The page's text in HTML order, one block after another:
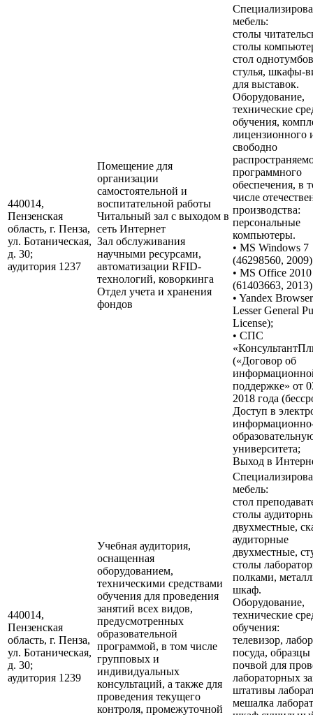
440014,
Пензенская
область, г. Пенза,
ул. Ботаническая,
д. 30;
аудитория 1237
Помещение для
организации
самостоятельной и
воспитательной работы
Читальный зал с выходом в
сеть Интернет
Зал обслуживания
научными ресурсами,
автоматизации RFID-
технологий, коворкинга
Отдел учета и хранения
фондов
мебель:
столы
столы
стол
стулья, шкафы-
для выставок.
Оборудование,
технические
обучения,
лицензионного
свободно
программного
обеспечения, в
числе
производства:
персональные
компьютеры.
• MS Windows 7
(46298560,
• MS Office 2010
(61403663,
• Yandex
Lesser General
License);
• СПС
(«Договор об
поддержке» от
2018 года
Доступ в
университета;
Выход в
440014,
Пензенская
область, г. Пенза,
ул. Ботаническая,
д. 30;
аудитория 1239
Учебная аудитория,
оснащенная
оборудованием,
техническими средствами
обучения для проведения
занятий всех видов,
предусмотренных
образовательной
программой, в том числе
групповых и
индивидуальных
консультаций, а также для
проведения текущего
контроля, промежуточной
мебель:
стол
столы
двухместные,
аудиторные
двухместные,
столы
полками,
шкаф.
Оборудование,
технические
обучения:
телевизор,
посуда, образцы
почвой для
лабораторных
штативы
мешалка